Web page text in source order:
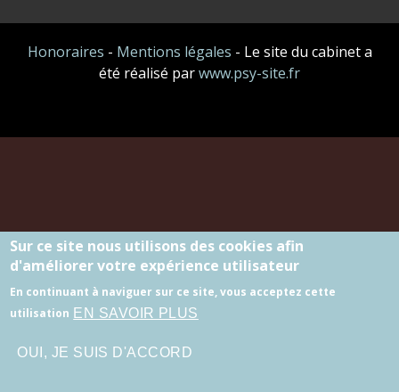
Honoraires - Mentions légales - Le site du cabinet a
été réalisé parwww.psy-site.fr
Sur ce site nous utilisons des cookies afin
d'améliorer votre expérience utilisateur
En continuant à naviguer sur ce site, vous acceptez cette
utilisation EN SAVOIR PLUS
OUI, JE SUIS D'ACCORD